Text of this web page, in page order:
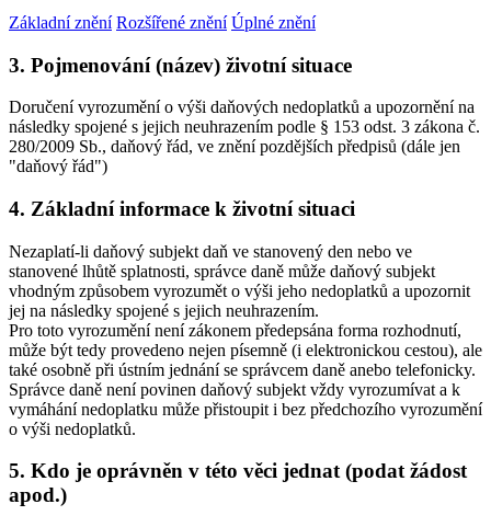
Základní znění Rozšířené znění Úplné znění
3. Pojmenování (název) životní situace
Doručení vyrozumění o výši daňových nedoplatků a upozornění na
následky spojené s jejich neuhrazením podle § 153 odst. 3 zákona č.
280/2009 Sb., daňový řád, ve znění pozdějších předpisů (dále jen
"daňový řád")
4. Základní informace k životní situaci
Nezaplatí-li daňový subjekt daň ve stanovený den nebo ve
stanovené lhůtě splatnosti, správce daně může daňový subjekt
vhodným způsobem vyrozumět o výši jeho nedoplatků a upozornit
jej na následky spojené s jejich neuhrazením.
Pro toto vyrozumění není zákonem předepsána forma rozhodnutí,
může být tedy provedeno nejen písemně (i elektronickou cestou), ale
také osobně při ústním jednání se správcem daně anebo telefonicky.
Správce daně není povinen daňový subjekt vždy vyrozumívat a k
vymáhání nedoplatku může přistoupit i bez předchozího vyrozumění
o výši nedoplatků.
5. Kdo je oprávněn v této věci jednat (podat žádost
apod.)